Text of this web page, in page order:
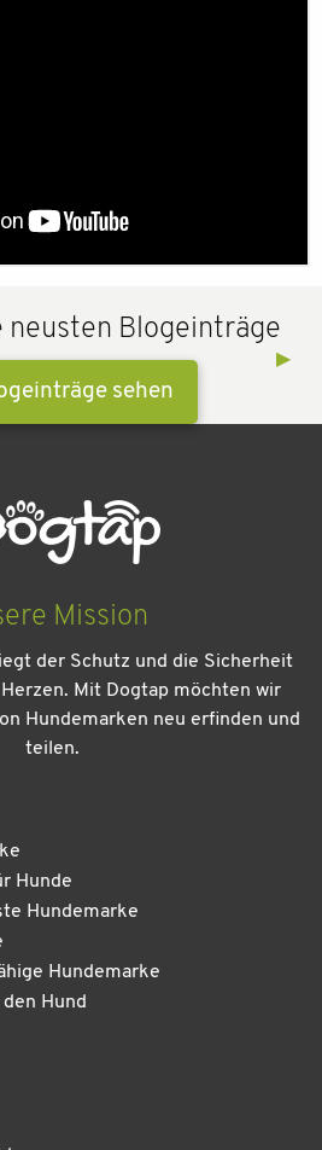
neusten Blogeinträge
Next
▶︎
sehen
Mission
der Schutz und die Sicherheit
Mit Dogtap möchten wir
Hundemarken neu erfinden und
teilen.
Hunde
Hundemarke
Hundemarke
Hund